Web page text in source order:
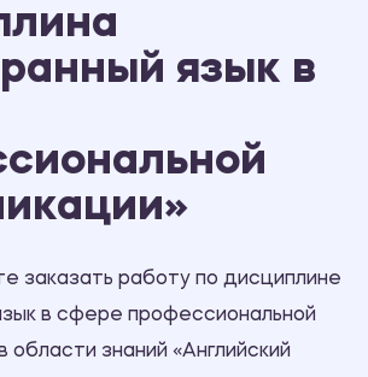
язык в
заказать работу по дисциплине
в сфере профессиональной
области знаний «Английский